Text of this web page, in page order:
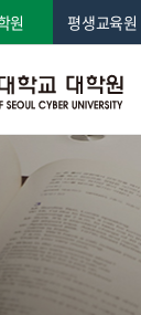
원 평생교육원